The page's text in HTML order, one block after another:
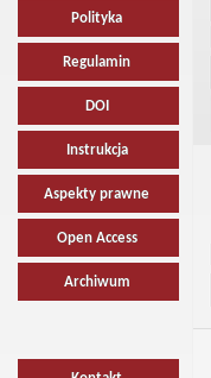
Polityka
Regulamin
DOI
Instrukcja
Aspekty prawne
Open Access
Archiwum